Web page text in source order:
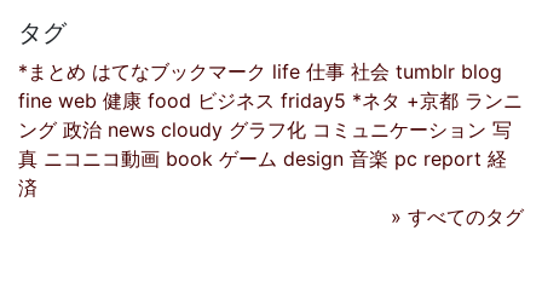
タグ
*まとめ はてなブックマーク life 仕事 社会 tumblr blog
fine web 健康 food ビジネス friday5 *ネタ +京都 ランニ
ング 政治 news cloudy グラフ化 コミュニケーション 写
真 ニコニコ動画 book ゲーム design 音楽 pc report 経
済
» すべてのタグ